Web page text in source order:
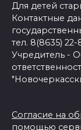
Для детей
Контактные
тел. 8(8635) 22-
Учредитель -
Согласие на
помощью